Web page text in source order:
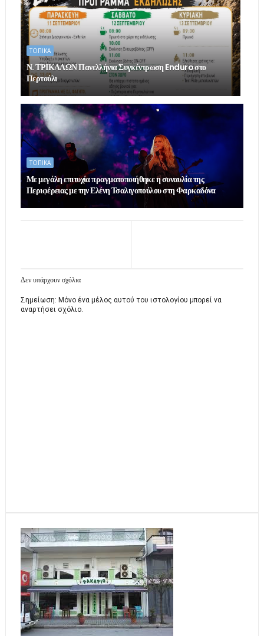
ΤΟΠΙΚΑ
Ν. ΤΡΙΚΑΛΩΝ Πανελλήνια Συγκέντρωση Enduro στο
Περτούλι
ΤΟΠΙΚΑ
Με μεγάλη επιτυχία πραγματοποιήθηκε η συναυλία της
Περιφέρειας με την Ελένη Τσαλιγοπούλου στη Φαρκαδόνα
Δεν υπάρχουν σχόλια
Σημείωση: Μόνο ένα μέλος αυτού του ιστολογίου μπορεί να
αναρτήσει σχόλιο.